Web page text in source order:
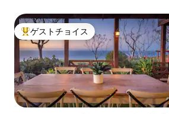
大好評のゲストチョイスです。
ゲストチョイス